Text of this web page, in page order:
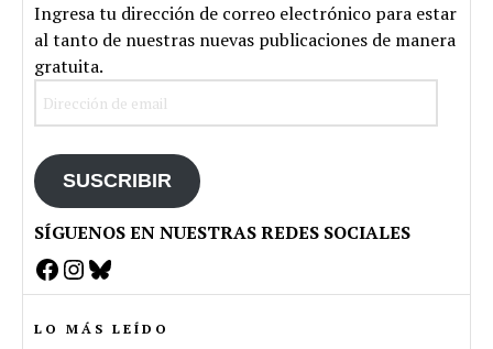
Ingresa tu dirección de correo electrónico para estar
al tanto de nuestras nuevas publicaciones de manera
gratuita.
SUSCRIBIR
SÍGUENOS EN NUESTRAS REDES SOCIALES
Facebook
Instagram
Bluesky
LO MÁS LEÍDO